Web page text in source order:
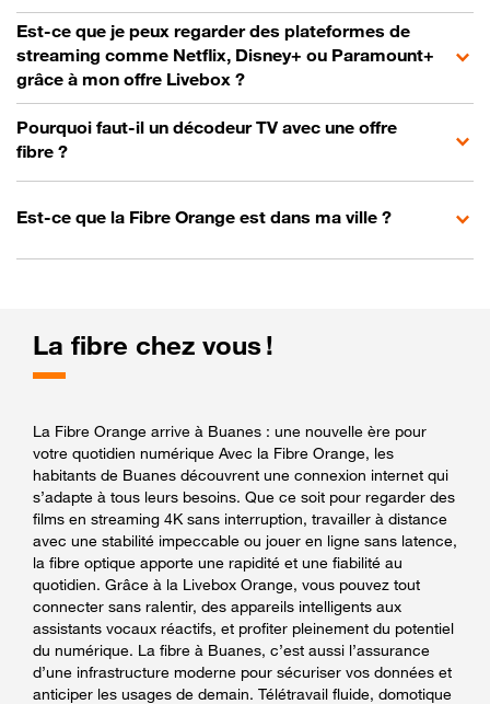
Est-ce que je peux regarder des plateformes de
streaming comme Netflix, Disney+ ou Paramount+
grâce à mon offre Livebox ?
Pourquoi faut-il un décodeur TV avec une offre
fibre ?
Est-ce que la Fibre Orange est dans ma ville ?
La fibre chez vous !
La Fibre Orange arrive à Buanes : une nouvelle ère pour
votre quotidien numérique Avec la Fibre Orange, les
habitants de Buanes découvrent une connexion internet qui
s’adapte à tous leurs besoins. Que ce soit pour regarder des
films en streaming 4K sans interruption, travailler à distance
avec une stabilité impeccable ou jouer en ligne sans latence,
la fibre optique apporte une rapidité et une fiabilité au
quotidien. Grâce à la Livebox Orange, vous pouvez tout
connecter sans ralentir, des appareils intelligents aux
assistants vocaux réactifs, et profiter pleinement du potentiel
du numérique. La fibre à Buanes, c’est aussi l’assurance
d’une infrastructure moderne pour sécuriser vos données et
anticiper les usages de demain. Télétravail fluide, domotique